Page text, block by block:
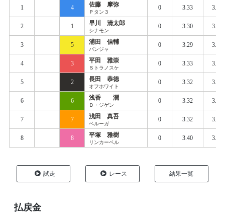
1 4 佐藤 摩弥
Ｐタン３
0 3.33 3.394
2 1 早川 清太郎
シナモン
0 3.30 3.397
3 5 浦田 信輔
パンジャ
0 3.29 3.400
4 3 平田 雅崇
Ｓトラノスケ
0 3.33 3.410
5 2 長田 恭徳
オフホワイト
0 3.32 3.410
6 6 浅香 潤
Ｄ・ジゲン
0 3.32 3.423
7 7 浅田 真吾
ベルーガ
0 3.32 3.426
8 8 平塚 雅樹
リンカーベル
0 3.40 3.468
試走 レース 結果一覧
払戻金